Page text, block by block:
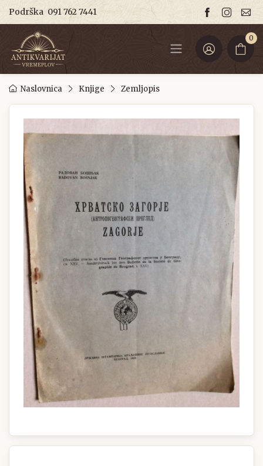
Podrška 091 762 7441
0
Naslovnica Knjige Zemljopis